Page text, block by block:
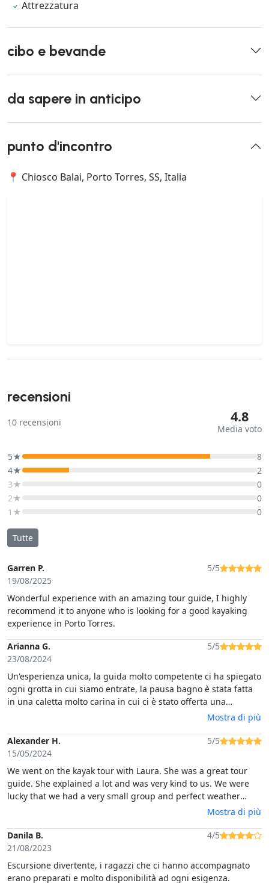
Attrezzatura
cibo e bevande
da sapere in anticipo
punto d'incontro
📍 Chiosco Balai, Porto Torres, SS, Italia
recensioni
10 recensioni 4.8
Media voto
5★
8
4★
2
3★
0
2★
0
1★
0
Tutte
Garren P.
19/08/2025
5/5
Wonderful experience with an amazing tour guide, I highly
recommend it to anyone who is looking for a good kayaking
experience in Porto Torres.
Arianna G.
23/08/2024
5/5
Un'esperienza unica, la guida molto competente ci ha spiegato
ogni grotta in cui siamo entrate, la pausa bagno è stata fatta
in una caletta molto carina in cui ci è stato offerta una
merenda, acque limpide ed esperienza fantastica. MoltoMostra di più
Alexander H.
15/05/2024
5/5
We went on the kayak tour with Laura. She was a great tour
guide. She explained a lot and was very kind to us. We were
lucky that we had a very small group and perfect weather
conditions to do the tour. We were given life jackets and all
stunning caves and we went to a nice private beach at the end
to have some snacks and drinks. The tour was absolutely
worth the money!! We highly recommend to do the tour.
Mostra di più
Danila B.
21/08/2023
4/5
Escursione divertente, i ragazzi che ci hanno accompagnato
erano preparati e molto disponibilità ad ogni esigenza.